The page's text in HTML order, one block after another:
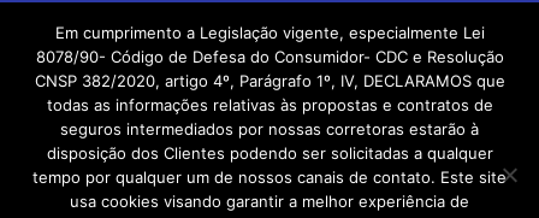
Criado por Projeto Novo Corretor
Em cumprimento a Legislação vigente, especialmente Lei
8078/90- Código de Defesa do Consumidor- CDC e Resolução
CNSP 382/2020, artigo 4º, Parágrafo 1º, IV, DECLARAMOS que
todas as informações relativas às propostas e contratos de
seguros intermediados por nossas corretoras estarão à
disposição dos Clientes podendo ser solicitadas a qualquer
tempo por qualquer um de nossos canais de contato. Este site
usa cookies visando garantir a melhor experiência de